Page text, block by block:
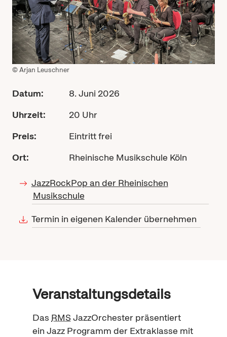
© Arjan Leuschner
Datum:
8. Juni 2026
Uhrzeit:
20 Uhr
Preis:
Eintritt frei
Ort:
Rheinische Musikschule Köln
JazzRockPop an der Rheinischen
Musikschule
Termin in eigenen Kalender übernehmen
Veranstaltungsdetails
Das RMSJazzOrchester präsentiert
ein Jazz Programm der Extraklasse mit